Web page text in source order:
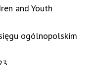
and Youth
ogólnopolskim